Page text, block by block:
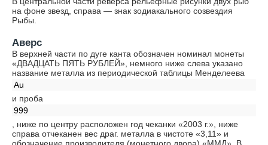
на фоне звeзд, справа — знак зодиакального созвездия
Рыбы.
Аверс
В верхней части по дуге канта обозначен номинал монеты
«ДВАДЦАТЬ ПЯТЬ РУБЛЕЙ», немного ниже слева указано
название металла из периодической таблицы Менделеева
Au
и проба
999
, ниже по центру расположен год чеканки «2003 г.», ниже
справа отчеканен вес драг. металла в чистоте «3,11» и